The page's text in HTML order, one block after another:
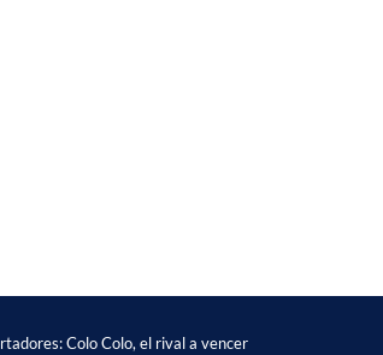
Colo Colo, el rival a vencer